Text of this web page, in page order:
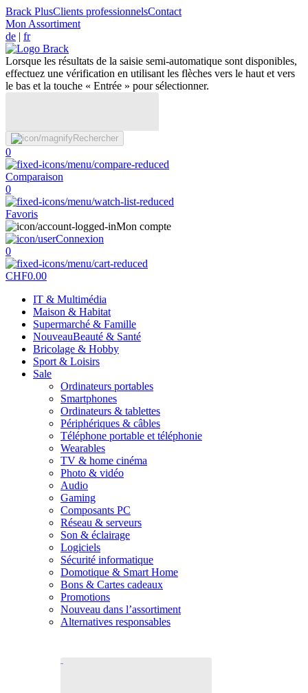
Brack PlusClients professionnelsContact
Mon Assortiment
de | fr
Lorsque les résultats de la saisie semi-automatique sont disponibles,
effectuez une vérification en utilisant les flèches vers le haut et vers
le bas et la touche « Entrée » pour sélectionner.
Rechercher
0
Comparaison
0
Favoris
Mon compte
Connexion
0
CHF0.00
IT & Multimédia
Maison & Habitat
Supermarché & Famille
NouveauBeauté & Santé
Bricolage & Hobby
Sport & Loisirs
Sale
Ordinateurs portables
Smartphones
Ordinateurs & tablettes
Périphériques & câbles
Téléphone portable et téléphonie
Wearables
TV & home cinéma
Photo & vidéo
Audio
Gaming
Composants PC
Réseau & serveurs
Son & éclairage
Logiciels
Sécurité informatique
Domotique & Smart Home
Bons & Cartes cadeaux
Promotions
Nouveau dans l’assortiment
Alternatives responsables